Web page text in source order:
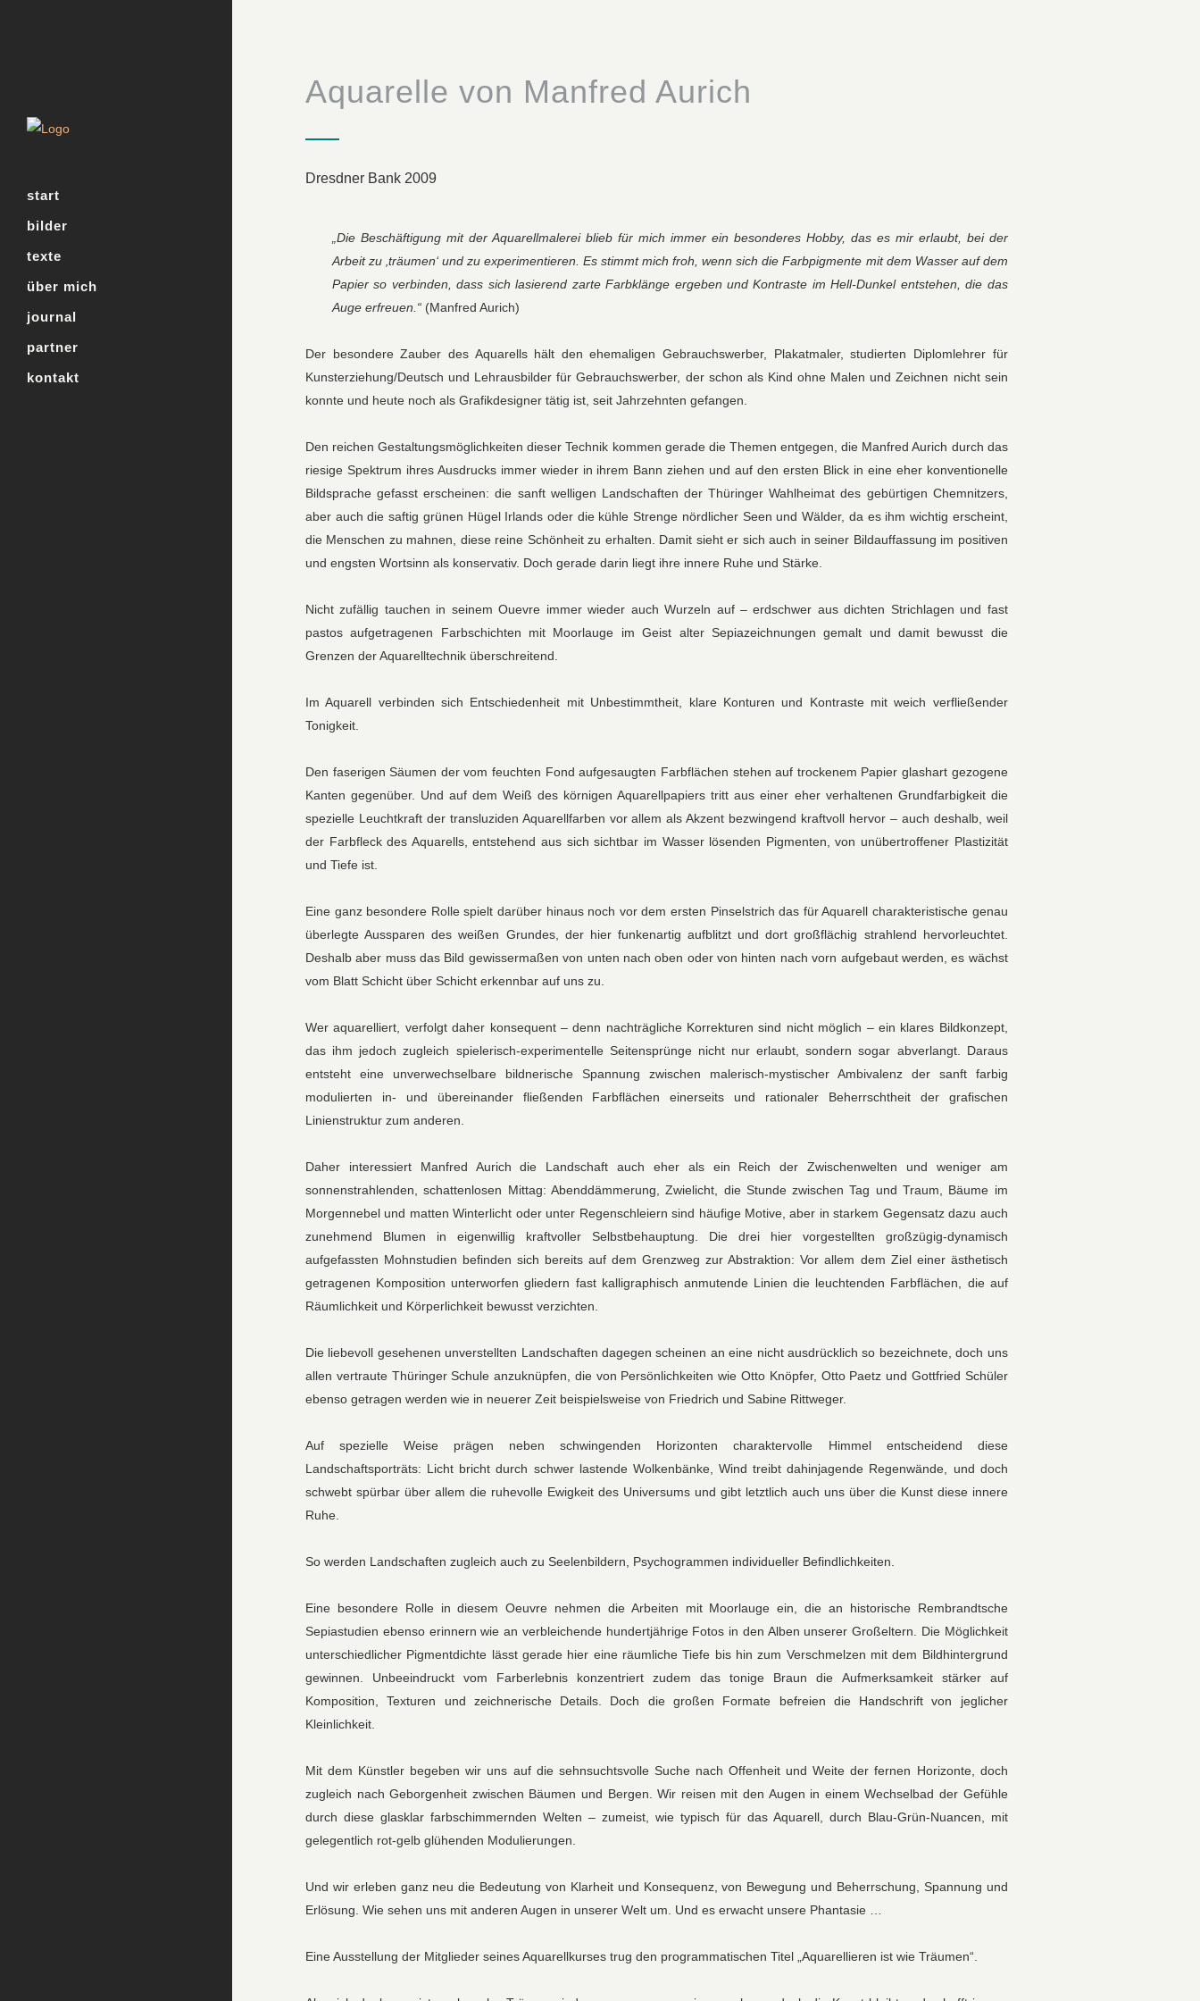
start
bilder
texte
über mich
journal
partner
kontakt
Aquarelle von Manfred Aurich
Dresdner Bank 2009
„Die Beschäftigung mit der Aquarellmalerei blieb für mich immer ein besonderes Hobby, das es mir erlaubt, bei der
Arbeit zu ‚träumen‘ und zu experimentieren. Es stimmt mich froh, wenn sich die Farbpigmente mit dem Wasser auf dem
Papier so verbinden, dass sich lasierend zarte Farbklänge ergeben und Kontraste im Hell-Dunkel entstehen, die das
Auge erfreuen.“ (Manfred Aurich)
Der besondere Zauber des Aquarells hält den ehemaligen Gebrauchswerber, Plakatmaler, studierten Diplomlehrer für
Kunsterziehung/Deutsch und Lehrausbilder für Gebrauchswerber, der schon als Kind ohne Malen und Zeichnen nicht sein
konnte und heute noch als Grafikdesigner tätig ist, seit Jahrzehnten gefangen.
Den reichen Gestaltungsmöglichkeiten dieser Technik kommen gerade die Themen entgegen, die Manfred Aurich durch das
riesige Spektrum ihres Ausdrucks immer wieder in ihrem Bann ziehen und auf den ersten Blick in eine eher konventionelle
Bildsprache gefasst erscheinen: die sanft welligen Landschaften der Thüringer Wahlheimat des gebürtigen Chemnitzers,
aber auch die saftig grünen Hügel Irlands oder die kühle Strenge nördlicher Seen und Wälder, da es ihm wichtig erscheint,
die Menschen zu mahnen, diese reine Schönheit zu erhalten. Damit sieht er sich auch in seiner Bildauffassung im positiven
und engsten Wortsinn als konservativ. Doch gerade darin liegt ihre innere Ruhe und Stärke.
Nicht zufällig tauchen in seinem Ouevre immer wieder auch Wurzeln auf – erdschwer aus dichten Strichlagen und fast
pastos aufgetragenen Farbschichten mit Moorlauge im Geist alter Sepiazeichnungen gemalt und damit bewusst die
Grenzen der Aquarelltechnik überschreitend.
Im Aquarell verbinden sich Entschiedenheit mit Unbestimmtheit, klare Konturen und Kontraste mit weich verfließender
Tonigkeit.
Den faserigen Säumen der vom feuchten Fond aufgesaugten Farbflächen stehen auf trockenem Papier glashart gezogene
Kanten gegenüber. Und auf dem Weiß des körnigen Aquarellpapiers tritt aus einer eher verhaltenen Grundfarbigkeit die
spezielle Leuchtkraft der transluziden Aquarellfarben vor allem als Akzent bezwingend kraftvoll hervor – auch deshalb, weil
der Farbfleck des Aquarells, entstehend aus sich sichtbar im Wasser lösenden Pigmenten, von unübertroffener Plastizität
und Tiefe ist.
Eine ganz besondere Rolle spielt darüber hinaus noch vor dem ersten Pinselstrich das für Aquarell charakteristische genau
überlegte Aussparen des weißen Grundes, der hier funkenartig aufblitzt und dort großflächig strahlend hervorleuchtet.
Deshalb aber muss das Bild gewissermaßen von unten nach oben oder von hinten nach vorn aufgebaut werden, es wächst
vom Blatt Schicht über Schicht erkennbar auf uns zu.
Wer aquarelliert, verfolgt daher konsequent – denn nachträgliche Korrekturen sind nicht möglich – ein klares Bildkonzept,
das ihm jedoch zugleich spielerisch-experimentelle Seitensprünge nicht nur erlaubt, sondern sogar abverlangt. Daraus
entsteht eine unverwechselbare bildnerische Spannung zwischen malerisch-mystischer Ambivalenz der sanft farbig
modulierten in- und übereinander fließenden Farbflächen einerseits und rationaler Beherrschtheit der grafischen
Linienstruktur zum anderen.
Daher interessiert Manfred Aurich die Landschaft auch eher als ein Reich der Zwischenwelten und weniger am
sonnenstrahlenden, schattenlosen Mittag: Abenddämmerung, Zwielicht, die Stunde zwischen Tag und Traum, Bäume im
Morgennebel und matten Winterlicht oder unter Regenschleiern sind häufige Motive, aber in starkem Gegensatz dazu auch
zunehmend Blumen in eigenwillig kraftvoller Selbstbehauptung. Die drei hier vorgestellten großzügig-dynamisch
aufgefassten Mohnstudien befinden sich bereits auf dem Grenzweg zur Abstraktion: Vor allem dem Ziel einer ästhetisch
getragenen Komposition unterworfen gliedern fast kalligraphisch anmutende Linien die leuchtenden Farbflächen, die auf
Räumlichkeit und Körperlichkeit bewusst verzichten.
Die liebevoll gesehenen unverstellten Landschaften dagegen scheinen an eine nicht ausdrücklich so bezeichnete, doch uns
allen vertraute Thüringer Schule anzuknüpfen, die von Persönlichkeiten wie Otto Knöpfer, Otto Paetz und Gottfried Schüler
ebenso getragen werden wie in neuerer Zeit beispielsweise von Friedrich und Sabine Rittweger.
Auf spezielle Weise prägen neben schwingenden Horizonten charaktervolle Himmel entscheidend diese
Landschaftsporträts: Licht bricht durch schwer lastende Wolkenbänke, Wind treibt dahinjagende Regenwände, und doch
schwebt spürbar über allem die ruhevolle Ewigkeit des Universums und gibt letztlich auch uns über die Kunst diese innere
Ruhe.
So werden Landschaften zugleich auch zu Seelenbildern, Psychogrammen individueller Befindlichkeiten.
Eine besondere Rolle in diesem Oeuvre nehmen die Arbeiten mit Moorlauge ein, die an historische Rembrandtsche
Sepiastudien ebenso erinnern wie an verbleichende hundertjährige Fotos in den Alben unserer Großeltern. Die Möglichkeit
unterschiedlicher Pigmentdichte lässt gerade hier eine räumliche Tiefe bis hin zum Verschmelzen mit dem Bildhintergrund
gewinnen. Unbeeindruckt vom Farberlebnis konzentriert zudem das tonige Braun die Aufmerksamkeit stärker auf
Komposition, Texturen und zeichnerische Details. Doch die großen Formate befreien die Handschrift von jeglicher
Kleinlichkeit.
Mit dem Künstler begeben wir uns auf die sehnsuchtsvolle Suche nach Offenheit und Weite der fernen Horizonte, doch
zugleich nach Geborgenheit zwischen Bäumen und Bergen. Wir reisen mit den Augen in einem Wechselbad der Gefühle
durch diese glasklar farbschimmernden Welten – zumeist, wie typisch für das Aquarell, durch Blau-Grün-Nuancen, mit
gelegentlich rot-gelb glühenden Modulierungen.
Und wir erleben ganz neu die Bedeutung von Klarheit und Konsequenz, von Bewegung und Beherrschung, Spannung und
Erlösung. Wie sehen uns mit anderen Augen in unserer Welt um. Und es erwacht unsere Phantasie …
Eine Ausstellung der Mitglieder seines Aquarellkurses trug den programmatischen Titel „Aquarellieren ist wie Träumen“.